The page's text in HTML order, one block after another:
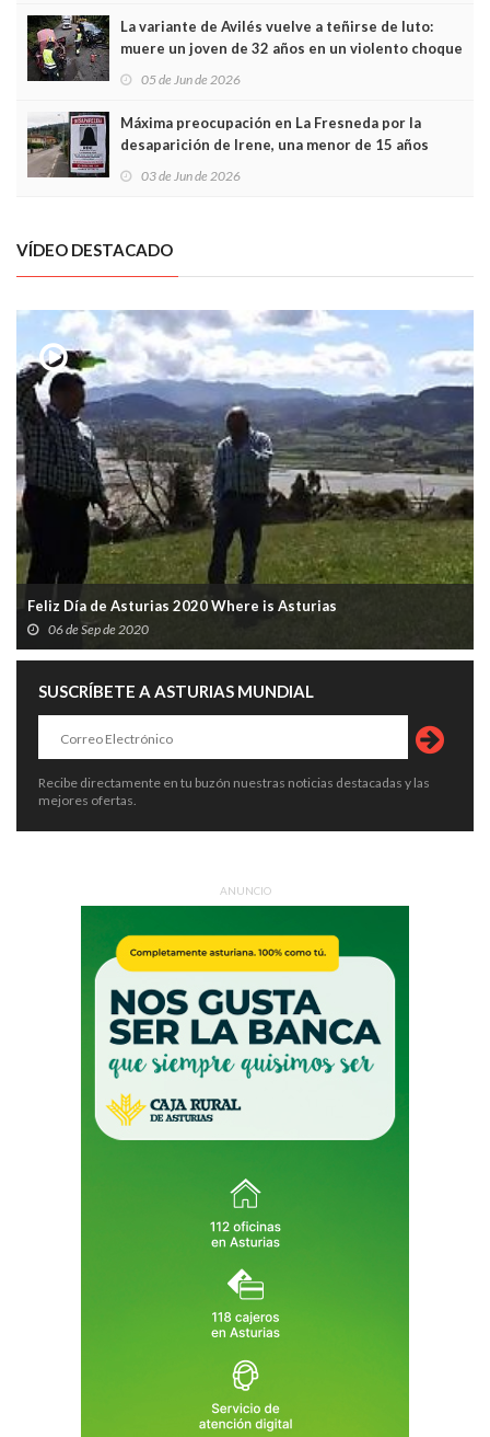
La variante de Avilés vuelve a teñirse de luto:
muere un joven de 32 años en un violento choque
frontal
05 de Jun de 2026
Máxima preocupación en La Fresneda por la
desaparición de Irene, una menor de 15 años
03 de Jun de 2026
VÍDEO DESTACADO
Feliz Día de Asturias 2020 Where is Asturias
06 de Sep de 2020
SUSCRÍBETE A ASTURIAS MUNDIAL
Recibe directamente en tu buzón nuestras noticias destacadas y las
mejores ofertas.
ANUNCIO